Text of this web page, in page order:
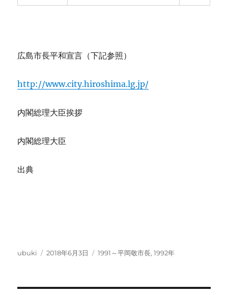
広島市長平和宣言（下記参照）
http://www.city.hiroshima.lg.jp/
内閣総理大臣挨拶
内閣総理大臣
出典
投
ubuki
投
2018年6月3日
カ
1991～平岡敬市長,1992年